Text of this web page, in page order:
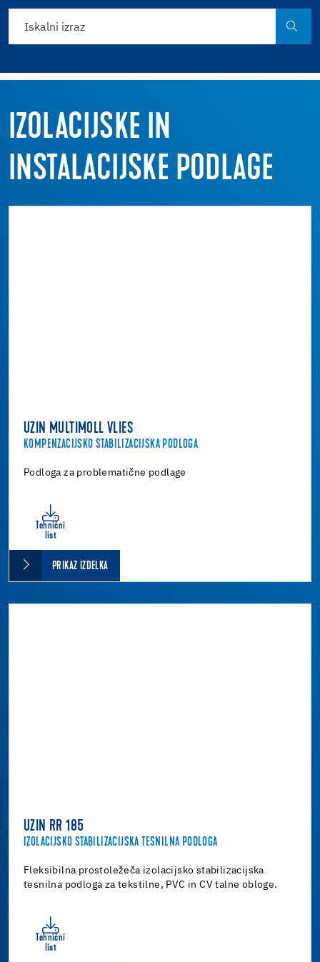
IZOLACIJSKE IN
INSTALACIJSKE PODLAGE
UZIN MULTIMOLL VLIES
KOMPENZACIJSKO STABILIZACIJSKA PODLOGA
Podloga za problematične podlage
Tehnični
list
PRIKAZ IZDELKA
UZIN RR 185
IZOLACIJSKO STABILIZACIJSKA TESNILNA PODLOGA
Fleksibilna prostoležeča izolacijsko stabilizacijska
tesnilna podloga za tekstilne, PVC in CV talne obloge.
Tehnični
list